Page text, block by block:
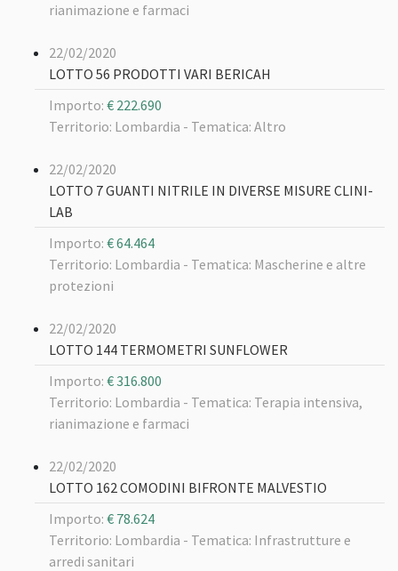
rianimazione e farmaci
22/02/2020
LOTTO 56 PRODOTTI VARI BERICAH
Importo: € 222.690
Territorio: Lombardia - Tematica: Altro
22/02/2020
LOTTO 7 GUANTI NITRILE IN DIVERSE MISURE CLINI-
LAB
Importo: € 64.464
Territorio: Lombardia - Tematica: Mascherine e altre
protezioni
22/02/2020
LOTTO 144 TERMOMETRI SUNFLOWER
Importo: € 316.800
Territorio: Lombardia - Tematica: Terapia intensiva,
rianimazione e farmaci
22/02/2020
LOTTO 162 COMODINI BIFRONTE MALVESTIO
Importo: € 78.624
Territorio: Lombardia - Tematica: Infrastrutture e
arredi sanitari